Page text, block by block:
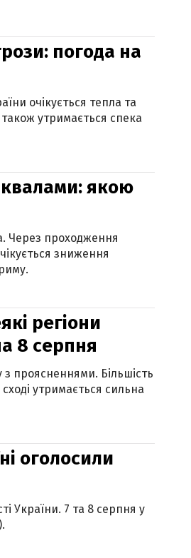
погода на
очікується тепла та
утримається спека
якою
Через проходження
зниження
регіони
8 серпня
з проясненнями. Більшість
утримається сильна
оголосили
України. 7 та 8 серпня у